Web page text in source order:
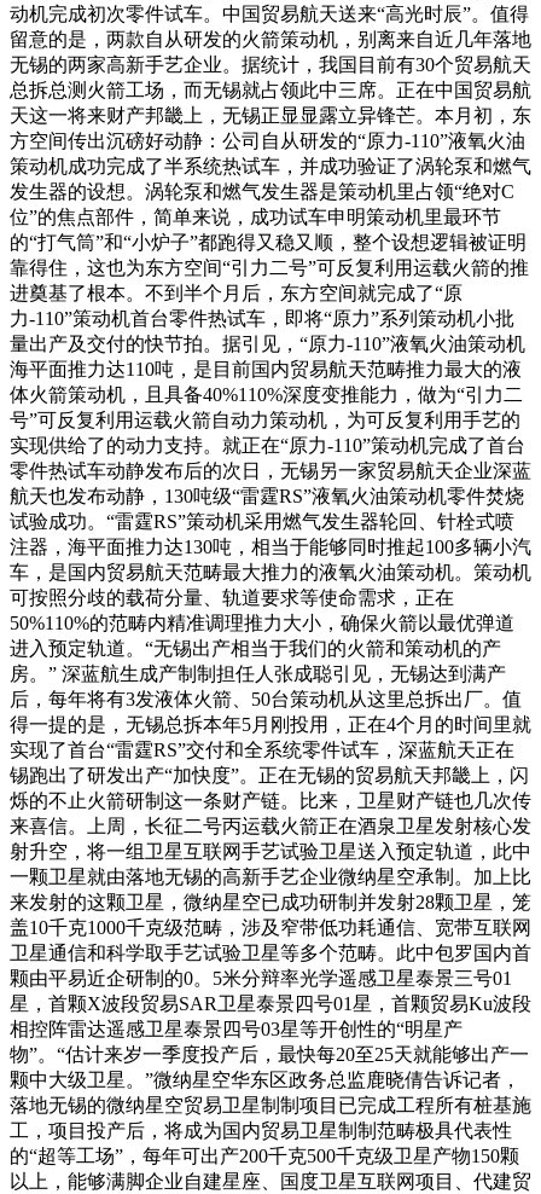
动机完成初次零件试车。中国贸易航天送来“高光时辰”。值得
留意的是，两款自从研发的火箭策动机，别离来自近几年落地
无锡的两家高新手艺企业。据统计，我国目前有30个贸易航天
总拆总测火箭工场，而无锡就占领此中三席。正在中国贸易航
天这一将来财产邦畿上，无锡正显显露立异锋芒。本月初，东
方空间传出沉磅好动静：公司自从研发的“原力-110”液氧火油
策动机成功完成了半系统热试车，并成功验证了涡轮泵和燃气
发生器的设想。涡轮泵和燃气发生器是策动机里占领“绝对C
位”的焦点部件，简单来说，成功试车申明策动机里最环节
的“打气筒”和“小炉子”都跑得又稳又顺，整个设想逻辑被证明
靠得住，这也为东方空间“引力二号”可反复利用运载火箭的推
进奠基了根本。不到半个月后，东方空间就完成了“原
力-110”策动机首台零件热试车，即将“原力”系列策动机小批
量出产及交付的快节拍。据引见，“原力-110”液氧火油策动机
海平面推力达110吨，是目前国内贸易航天范畴推力最大的液
体火箭策动机，且具备40%110%深度变推能力，做为“引力二
号”可反复利用运载火箭自动力策动机，为可反复利用手艺的
实现供给了的动力支持。就正在“原力-110”策动机完成了首台
零件热试车动静发布后的次日，无锡另一家贸易航天企业深蓝
航天也发布动静，130吨级“雷霆RS”液氧火油策动机零件焚烧
试验成功。“雷霆RS”策动机采用燃气发生器轮回、针栓式喷
注器，海平面推力达130吨，相当于能够同时推起100多辆小汽
车，是国内贸易航天范畴最大推力的液氧火油策动机。策动机
可按照分歧的载荷分量、轨道要求等使命需求，正在
50%110%的范畴内精准调理推力大小，确保火箭以最优弹道
进入预定轨道。“无锡出产相当于我们的火箭和策动机的产
房。” 深蓝航生成产制制担任人张成聪引见，无锡达到满产
后，每年将有3发液体火箭、50台策动机从这里总拆出厂。值
得一提的是，无锡总拆本年5月刚投用，正在4个月的时间里就
实现了首台“雷霆RS”交付和全系统零件试车，深蓝航天正在
锡跑出了研发出产“加快度”。正在无锡的贸易航天邦畿上，闪
烁的不止火箭研制这一条财产链。比来，卫星财产链也几次传
来喜信。上周，长征二号丙运载火箭正在酒泉卫星发射核心发
射升空，将一组卫星互联网手艺试验卫星送入预定轨道，此中
一颗卫星就由落地无锡的高新手艺企业微纳星空承制。加上比
来发射的这颗卫星，微纳星空已成功研制并发射28颗卫星，笼
盖10千克1000千克级范畴，涉及窄带低功耗通信、宽带互联网
卫星通信和科学取手艺试验卫星等多个范畴。此中包罗国内首
颗由平易近企研制的0。5米分辩率光学遥感卫星泰景三号01
星，首颗X波段贸易SAR卫星泰景四号01星，首颗贸易Ku波段
相控阵雷达遥感卫星泰景四号03星等开创性的“明星产
物”。“估计来岁一季度投产后，最快每20至25天就能够出产一
颗中大级卫星。”微纳星空华东区政务总监鹿晓倩告诉记者，
落地无锡的微纳星空贸易卫星制制项目已完成工程所有桩基施
工，项目投产后，将成为国内贸易卫星制制范畴极具代表性
的“超等工场”，每年可出产200千克500千克级卫星产物150颗
以上，能够满脚企业自建星座、国度卫星互联网项目、代建贸